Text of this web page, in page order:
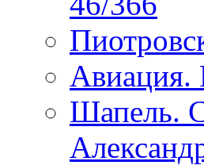
Авиация.
Шапель.